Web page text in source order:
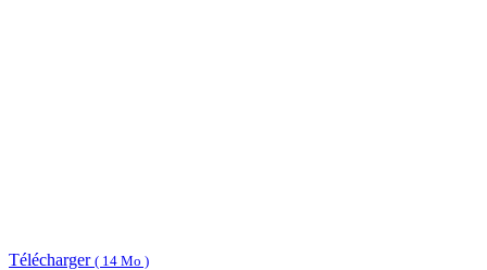
Télécharger ( 14 Mo )